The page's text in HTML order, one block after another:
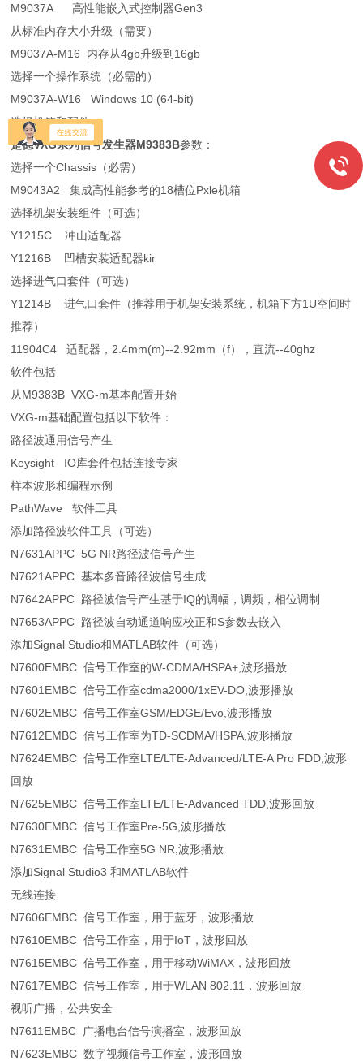
M9037A 高性能嵌入式控制器Gen3
从标准内存大小升级（需要）
M9037A-M16 内存从4gb升级到16gb
选择一个操作系统（必需的）
M9037A-W16 Windows 10 (64-bit)
选择机箱和配件
是德VXG系列信号发生器M9383B参数：
选择一个Chassis（必需）
M9043A2 集成高性能参考的18槽位Pxle机箱
选择机架安装组件（可选）
Y1215C 冲山适配器
Y1216B 凹槽安装适配器kir
选择进气口套件（可选）
Y1214B 进气口套件（推荐用于机架安装系统，机箱下方1U空间时
推荐）
11904C4 适配器，2.4mm(m)--2.92mm（f），直流--40ghz
软件包括
从M9383B VXG-m基本配置开始
VXG-m基础配置包括以下软件：
路径波通用信号产生
Keysight IO库套件包括连接专家
样本波形和编程示例
PathWave 软件工具
添加路径波软件工具（可选）
N7631APPC 5G NR路径波信号产生
N7621APPC 基本多音路径波信号生成
N7642APPC 路径波信号产生基于IQ的调幅，调频，相位调制
N7653APPC 路径波自动通道响应校正和S参数去嵌入
添加Signal Studio和MATLAB软件（可选）
N7600EMBC 信号工作室的W-CDMA/HSPA+,波形播放
N7601EMBC 信号工作室cdma2000/1xEV-DO,波形播放
N7602EMBC 信号工作室GSM/EDGE/Evo,波形播放
N7612EMBC 信号工作室为TD-SCDMA/HSPA,波形播放
N7624EMBC 信号工作室LTE/LTE-Advanced/LTE-A Pro FDD,波形
回放
N7625EMBC 信号工作室LTE/LTE-Advanced TDD,波形回放
N7630EMBC 信号工作室Pre-5G,波形播放
N7631EMBC 信号工作室5G NR,波形播放
添加Signal Studio3 和MATLAB软件
无线连接
N7606EMBC 信号工作室，用于蓝牙，波形播放
N7610EMBC 信号工作室，用于IoT，波形回放
N7615EMBC 信号工作室，用于移动WiMAX，波形回放
N7617EMBC 信号工作室，用于WLAN 802.11，波形回放
视听广播，公共安全
N7611EMBC 广播电台信号演播室，波形回放
N7623EMBC 数字视频信号工作室，波形回放